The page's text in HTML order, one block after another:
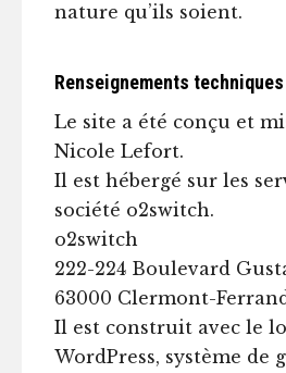
nature qu’ils soient.
Renseignements
Le site a été conçu et
Nicole Lefort.
Il est hébergé sur les
société o2switch.
o2switch
222-224 Boulevard
63000 Clermont-
Il est construit avec le
WordPress, système de